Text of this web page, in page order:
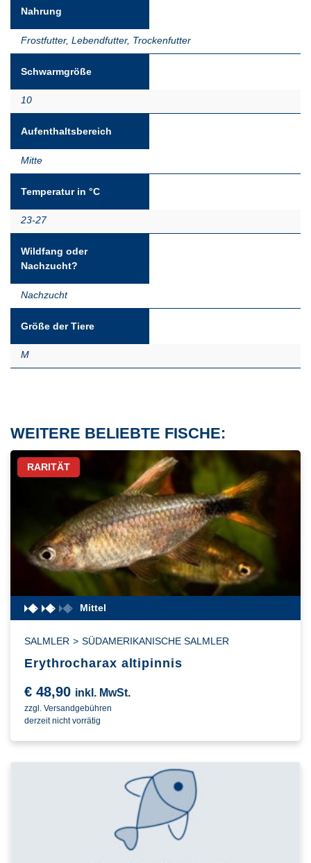
Nahrung
Frostfutter, Lebendfutter, Trockenfutter
Schwarmgröße
10
Aufenthaltsbereich
Mitte
Temperatur in °C
23-27
Wildfang oder
Nachzucht?
Nachzucht
Größe der Tiere
M
WEITERE BELIEBTE FISCHE:
RARITÄT
Mittel
SALMLER > SÜDAMERIKANISCHE SALMLER
Erythrocharax altipinnis
€ 48,90 inkl. MwSt.
zzgl. Versandgebühren
derzeit nicht vorrätig